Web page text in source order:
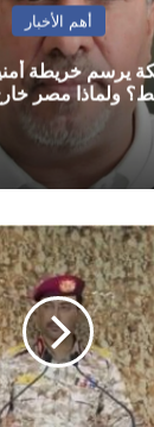
أهم الأخبار
يرسم خريطة
ولماذا مصر